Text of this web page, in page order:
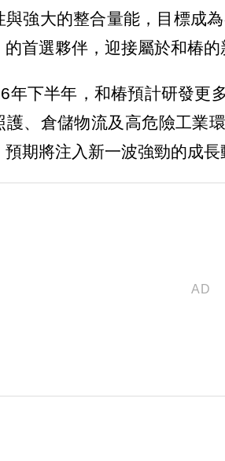
與強大的整合量能，目標成
首選夥伴，迎接屬於和椿的
年下半年，和椿預計研發更
護、倉儲物流及高危險工業
期將注入新一波強勁的成長